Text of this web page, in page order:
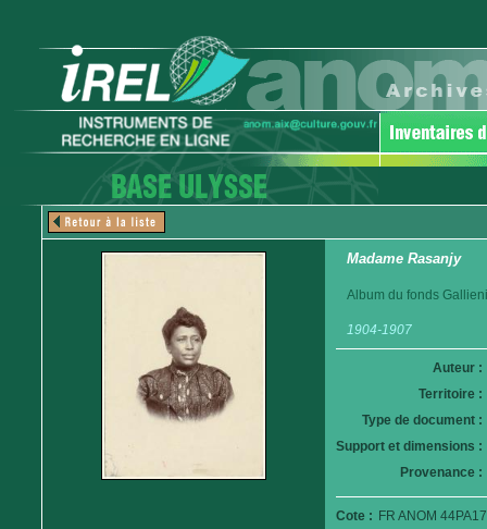
Madame Rasanjy
Album du fonds
1904-1907
Auteur :
Territoire :
Type de document :
Support et dimensions :
Provenance :
Cote : FR ANOM